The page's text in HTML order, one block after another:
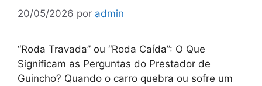
20/05/2026 por admin
“Roda Travada” ou “Roda Caída”: O Que
Significam as Perguntas do Prestador de
Guincho? Quando o carro quebra ou sofre um